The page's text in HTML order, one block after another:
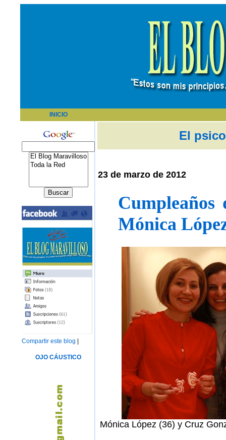
INICIO
Compartir este blog
OJO CÁUSTICO
El
23 de marzo de 2012
Cumpleaños
Mónica
Mónica López (36) y Cruz